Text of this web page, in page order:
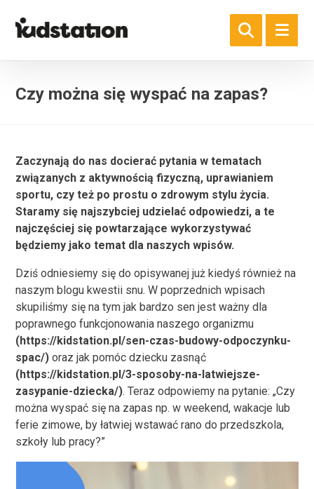
Czy można się wyspać na zapas?
Zaczynają do nas docierać pytania w tematach
związanych z aktywnością fizyczną, uprawianiem
sportu, czy też po prostu o zdrowym stylu życia.
Staramy się najszybciej udzielać odpowiedzi, a te
najczęściej się powtarzające wykorzystywać
będziemy jako temat dla naszych wpisów.
Dziś odniesiemy się do opisywanej już kiedyś również na
naszym blogu kwestii snu. W poprzednich wpisach
skupiliśmy się na tym jak bardzo sen jest ważny dla
poprawnego funkcjonowania naszego organizmu
(https://kidstation.pl/sen-czas-budowy-odpoczynku-
spac/) oraz jak pomóc dziecku zasnąć
(https://kidstation.pl/3-sposoby-na-latwiejsze-
zasypanie-dziecka/). Teraz odpowiemy na pytanie: „Czy
można wyspać się na zapas np. w weekend, wakacje lub
ferie zimowe, by łatwiej wstawać rano do przedszkola,
szkoły lub pracy?”